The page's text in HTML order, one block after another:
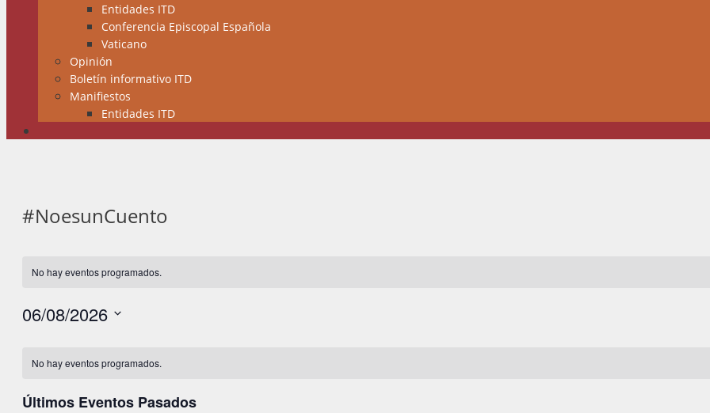
Entidades ITD
Conferencia Episcopal Española
Vaticano
Opinión
Boletín informativo ITD
Manifiestos
Entidades ITD
#NoesunCuento
No hay eventos programados.
06/08/2026
fecha.
Calendario
de
No hay eventos programados.
Últimos Eventos Pasados